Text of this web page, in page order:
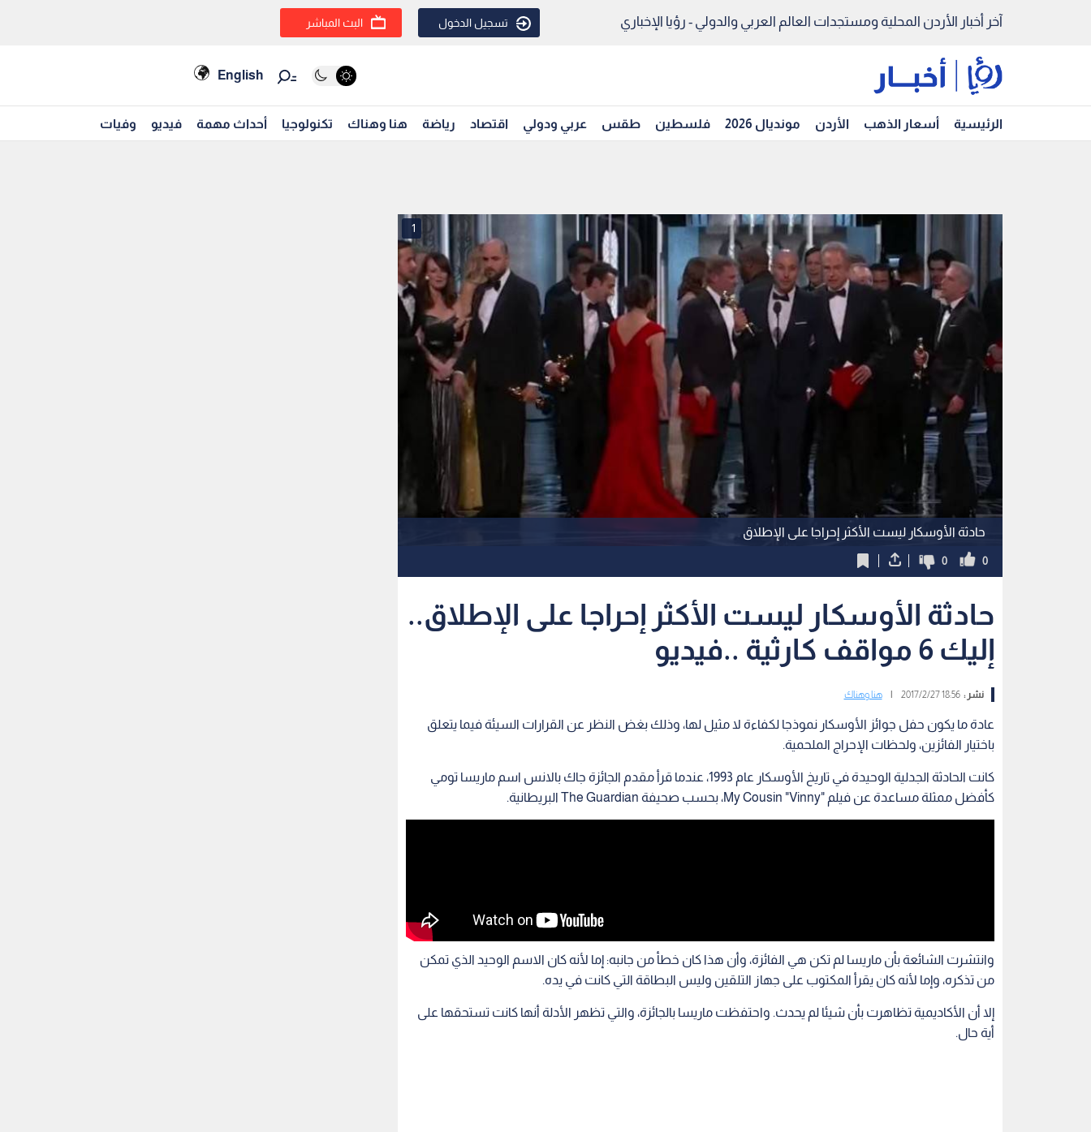
آخر أخبار الأردن المحلية ومستجدات العالم العربي والدولي - رؤيا الإخباري تسجيل الدخول البث المباشر
English
الرئيسية أسعار الذهب الأردن مونديال 2026 فلسطين طقس عربي ودولي اقتصاد رياضة هنا وهناك تكنولوجيا أحداث مهمة فيديو وفيات
حادثة الأوسكار ليست الأكثر إحراجا على الإطلاق
1
0
0
حادثة الأوسكار ليست الأكثر إحراجا على الإطلاق..
إليك 6 مواقف كارثية ..فيديو
نشر :18:56 2017/2/27 هنا وهناك
عادة ما يكون حفل جوائز الأوسكار نموذجا لكفاءة لا مثيل لها، وذلك بغض النظر عن القرارات السيئة فيما يتعلق
باختيار الفائزين، ولحظات الإحراج الملحمية.
كانت الحادثة الجدلية الوحيدة في تاريخ الأوسكار عام 1993، عندما قرأ مقدم الجائزة جاك بالانس اسم ماريسا تومي
كأفضل ممثلة مساعدة عن فيلم "My Cousin "Vinny، بحسب صحيفة The Guardian البريطانية.
وانتشرت الشائعة بأن ماريسا لم تكن هي الفائزة، وأن هذا كان خطأ من جانبه: إما لأنه كان الاسم الوحيد الذي تمكن
من تذكره، وإما لأنه كان يقرأ المكتوب على جهاز التلقين وليس البطاقة التي كانت في يده.
إلا أن الأكاديمية تظاهرت بأن شيئا لم يحدث. واحتفظت ماريسا بالجائزة، والتي تظهر الأدلة أنها كانت تستحقها على
أية حال.